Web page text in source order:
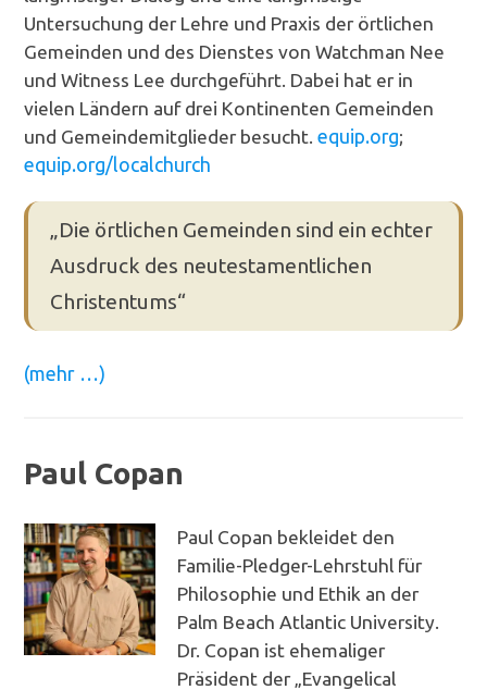
Untersuchung der Lehre und Praxis der örtlichen
Gemeinden und des Dienstes von Watchman Nee
und Witness Lee durchgeführt. Dabei hat er in
vielen Ländern auf drei Kontinenten Gemeinden
und Gemeindemitglieder besucht.equip.org;
equip.org/localchurch
„Die örtlichen Gemeinden sind ein echter
Ausdruck des neutestamentlichen
Christentums“
(mehr …)
Paul Copan
Paul Copan bekleidet den
Familie-Pledger-Lehrstuhl für
Philosophie und Ethik an der
Palm Beach Atlantic University.
Dr. Copan ist ehemaliger
Präsident der „Evangelical